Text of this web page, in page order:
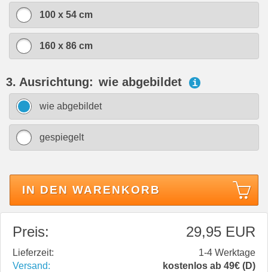
100 x 54 cm
160 x 86 cm
3. Ausrichtung: wie abgebildet i
wie abgebildet
gespiegelt
IN DEN WARENKORB
Preis: 29,95 EUR
Lieferzeit:
1-4 Werktage
Versand:
kostenlos ab 49€ (D)